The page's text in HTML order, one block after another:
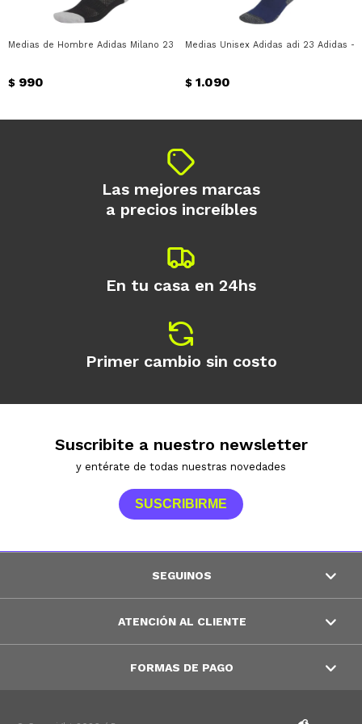
Medias de Hombre Adidas Milano 23 Adidas - Negro - Blanco
$ 990
Medias Unisex Adidas adi 23 Adidas -
$ 1.090
Las mejores marcas
a precios increíbles
En tu casa en 24hs
Primer cambio sin costo
Suscribite a nuestro newsletter
y entérate de todas nuestras novedades
SUSCRIBIRME
SEGUINOS
ATENCIÓN AL CLIENTE
FORMAS DE PAGO
* sujeto a aprobación crediticia. El monto
disponible puede variar por comercio